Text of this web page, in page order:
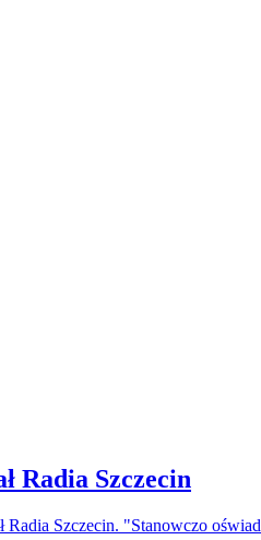
Radia Szczecin
Radia Szczecin. "Stanowczo